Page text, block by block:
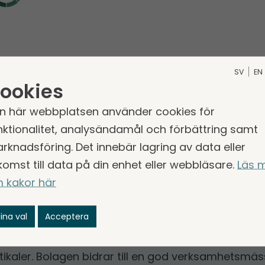
inom andra
är uppdelade i tre affärsområden: Services,
Bolagen bidrar till en god
SV EN
här webbplatsen använder cookies för
analysändamål och förbättring samt
Det innebär lagring av data eller
till data på din enhet eller webbläsare. Läs
kakor här
val Acceptera